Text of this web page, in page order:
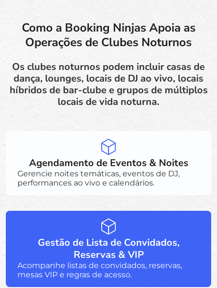
Como a Booking Ninjas Apoia as
Operações de Clubes Noturnos
Os clubes noturnos podem incluir casas de
dança, lounges, locais de DJ ao vivo, locais
híbridos de bar-clube e grupos de múltiplos
locais de vida noturna.
Agendamento de Eventos & Noites
Gerencie noites temáticas, eventos de DJ,
performances ao vivo e calendários.
Gestão de Lista de Convidados,
Reservas & VIP
Acompanhe listas de convidados, reservas,
mesas VIP e regras de acesso.